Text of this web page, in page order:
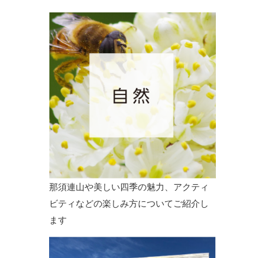
那須連山や美しい四季の魅力、アクティ
ビティなどの楽しみ方についてご紹介し
ます